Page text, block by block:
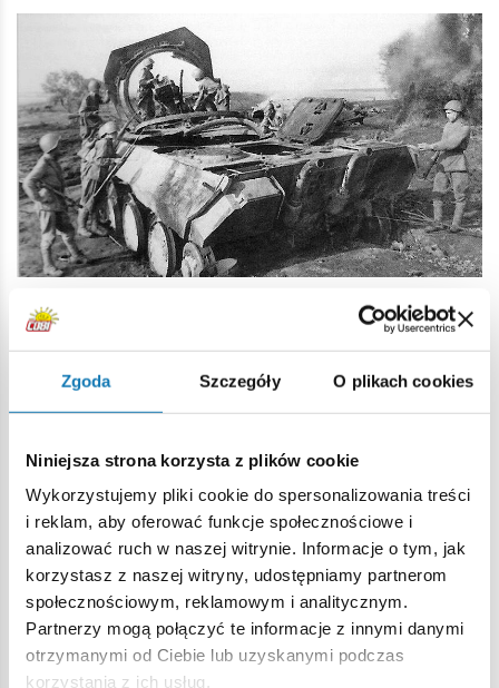
Zgoda Szczegóły O plikach cookies
Niniejsza strona korzysta z plików cookie
Wykorzystujemy pliki cookie do spersonalizowania treści
i reklam, aby oferować funkcje społecznościowe i
analizować ruch w naszej witrynie. Informacje o tym, jak
korzystasz z naszej witryny, udostępniamy partnerom
społecznościowym, reklamowym i analitycznym.
Partnerzy mogą połączyć te informacje z innymi danymi
otrzymanymi od Ciebie lub uzyskanymi podczas
korzystania z ich usług.
Najnowsze
Historia z COBI.
TOP5 największych
czołgów II Wojny
Kalendarz premier na
sierpień 2026